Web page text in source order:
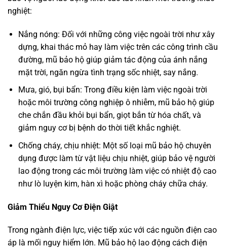
nghiệt:
Nắng nóng: Đối với những công việc ngoài trời như xây
dựng, khai thác mỏ hay làm việc trên các công trình cầu
đường, mũ bảo hộ giúp giảm tác động của ánh nắng
mặt trời, ngăn ngừa tình trạng sốc nhiệt, say nắng.
Mưa, gió, bụi bẩn: Trong điều kiện làm việc ngoài trời
hoặc môi trường công nghiệp ô nhiễm, mũ bảo hộ giúp
che chắn đầu khỏi bụi bẩn, giọt bắn từ hóa chất, và
giảm nguy cơ bị bệnh do thời tiết khắc nghiệt.
Chống cháy, chịu nhiệt: Một số loại mũ bảo hộ chuyên
dụng được làm từ vật liệu chịu nhiệt, giúp bảo vệ người
lao động trong các môi trường làm việc có nhiệt độ cao
như lò luyện kim, hàn xì hoặc phòng cháy chữa cháy.
Giảm Thiểu Nguy Cơ Điện Giật
Trong ngành điện lực, việc tiếp xúc với các nguồn điện cao
áp là mối nguy hiểm lớn. Mũ bảo hộ lao động cách điện